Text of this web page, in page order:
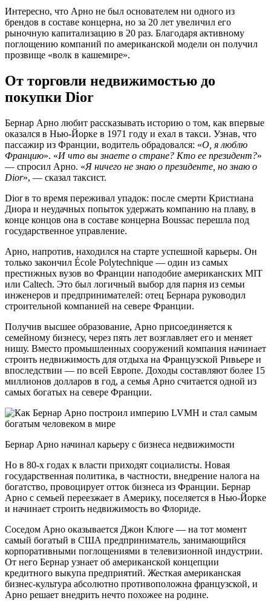
Интересно, что Арно не был основателем ни одного из
брендов в составе концерна, но за 20 лет увеличил его
рыночную капитализацию в 20 раз. Благодаря активному
поглощению компаний по американской модели он получил
прозвище «волк в кашемире».
От торговли недвижимостью до
покупки Dior
Бернар Арно любит рассказывать историю о том, как впервые
оказался в Нью-Йорке в 1971 году и ехал в такси. Узнав, что
пассажир из Франции, водитель обрадовался: «О, я люблю
Францию». «И что вы знаете о стране? Кто ее президент?»
— спросил Арно. «Я ничего не знаю о президенте, но знаю о
Dior», — сказал таксист.
Dior в то время переживал упадок: после смерти Кристиана
Диора и неудачных попыток удержать компанию на плаву, в
конце концов она в составе концерна Boussac перешла под
государственное управление.
Арно, напротив, находился на старте успешной карьеры. Он
только закончил École Polytechnique — один из самых
престижных вузов во Франции наподобие американских MIT
или Caltech. Это был логичный выбор для парня из семьи
инженеров и предпринимателей: отец Бернара руководил
строительной компанией на севере Франции.
Получив высшее образование, Арно присоединяется к
семейному бизнесу, через пять лет возглавляет его и меняет
нишу. Вместо промышленных сооружений компания начинает
строить недвижимость для отдыха на Французской Ривьере и
впоследствии — по всей Европе. Доходы составляют более 15
миллионов долларов в год, а семья Арно считается одной из
самых богатых на севере Франции.
Бернар Арно начинал карьеру с бизнеса недвижимости
Но в 80-х годах к власти приходят социалисты. Новая
государственная политика, в частности, внедрение налога на
богатство, провоцирует отток бизнеса из Франции. Бернар
Арно с семьей переезжает в Америку, поселяется в Нью-Йорке
и начинает строить недвижимость во Флориде.
Соседом Арно оказывается Джон Клюге — на тот момент
самый богатый в США предприниматель, занимающийся
корпоративными поглощениями в телевизионной индустрии.
От него Бернар узнает об американской концепции
кредитного выкупа предприятий. Жесткая американская
бизнес-культура абсолютно противоположна французской, и
Арно решает внедрить нечто похожее на родине.